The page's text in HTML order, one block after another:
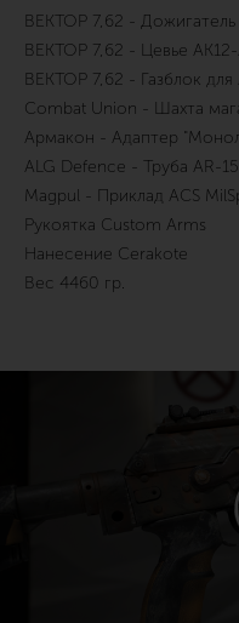
ВЕКТОР 7,62 - Дожигатель
ВЕКТОР 7,62 - Цевье
ВЕКТОР 7,62 - Газблок для
Combat Union - Шахта
Армакон - Адаптер
ALG Defence - Труба AR-
Magpul - Приклад ACS
Рукоятка Custom Arms
Нанесение Cerakote
Вес 4460 гр.